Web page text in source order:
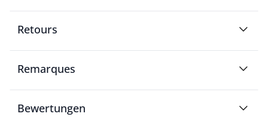
Retours
Remarques
Bewertungen